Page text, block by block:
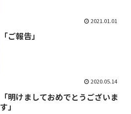
2021.01.01
「ご報告」
2020.05.14
「明けましておめでとうございま
す」